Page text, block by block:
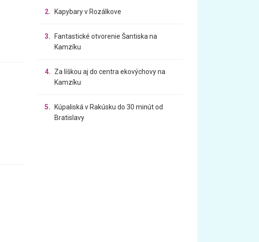
2. Kapybary v Rozálkove
3.
Fantastické otvorenie Šantiska na
Kamzíku
4.
Za líškou aj do centra ekovýchovy na
Kamzíku
5.
Kúpaliská v Rakúsku do 30 minút od
Bratislavy